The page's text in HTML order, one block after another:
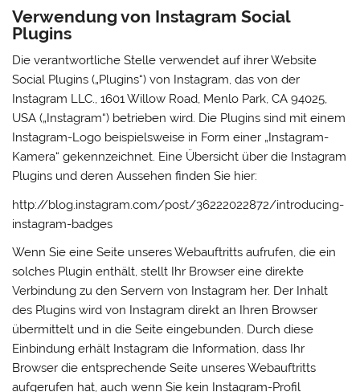
Verwendung von Instagram Social
Plugins
Die verantwortliche Stelle verwendet auf ihrer Website
Social Plugins („Plugins“) von Instagram, das von der
Instagram LLC., 1601 Willow Road, Menlo Park, CA 94025,
USA („Instagram“) betrieben wird. Die Plugins sind mit einem
Instagram-Logo beispielsweise in Form einer „Instagram-
Kamera“ gekennzeichnet. Eine Übersicht über die Instagram
Plugins und deren Aussehen finden Sie hier:
http://blog.instagram.com/post/36222022872/introducing-
instagram-badges
Wenn Sie eine Seite unseres Webauftritts aufrufen, die ein
solches Plugin enthält, stellt Ihr Browser eine direkte
Verbindung zu den Servern von Instagram her. Der Inhalt
des Plugins wird von Instagram direkt an Ihren Browser
übermittelt und in die Seite eingebunden. Durch diese
Einbindung erhält Instagram die Information, dass Ihr
Browser die entsprechende Seite unseres Webauftritts
aufgerufen hat, auch wenn Sie kein Instagram-Profil